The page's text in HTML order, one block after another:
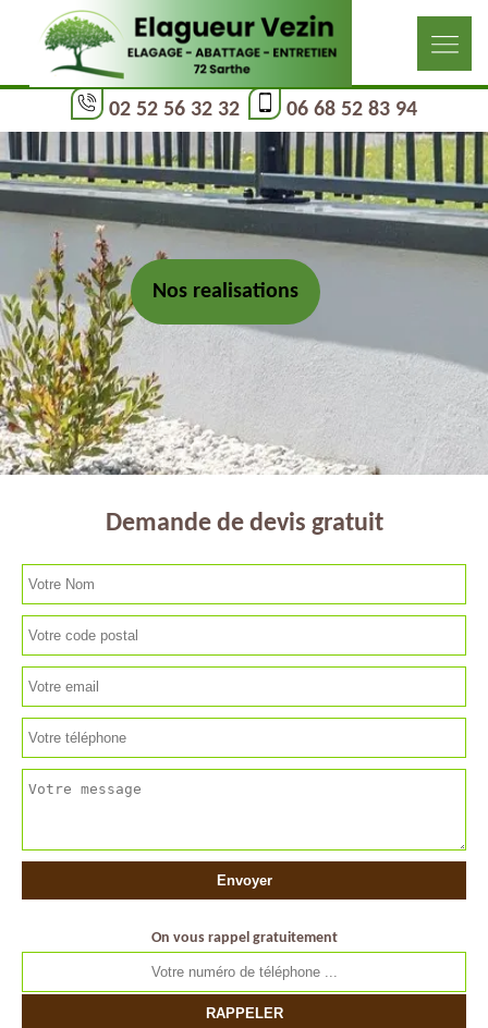
02 52 56 32 32 06 68 52 83 94
Nos realisations
Demande de devis gratuit
On vous rappel gratuitement